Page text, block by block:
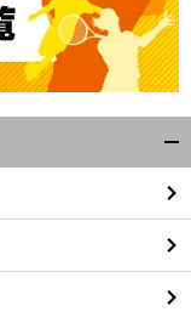
閉
る